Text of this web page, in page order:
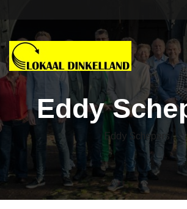
Eddy
Eddy Schepers